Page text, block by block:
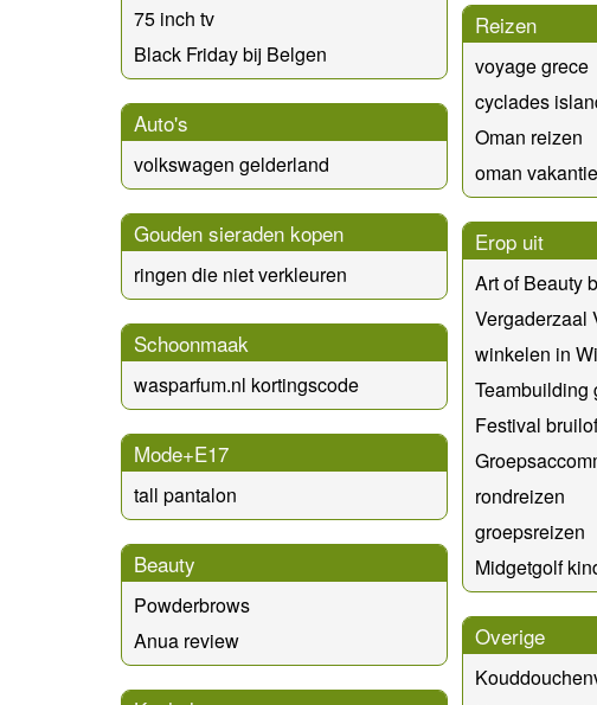
75 inch tv
Black Friday bij Belgen
Auto's
volkswagen gelderland
Gouden sieraden kopen
ringen die niet verkleuren
Schoonmaak
wasparfum.nl kortingscode
Mode+E17
tall pantalon
Beauty
Powderbrows
Anua review
Reizen
voyage grece
cyclades
Oman reizen
oman vakantie
Erop uit
Art of Beauty
Vergaderzaal
winkelen in
Teambuilding
Festival
rondreizen
groepsreizen
Midgetgolf
Overige